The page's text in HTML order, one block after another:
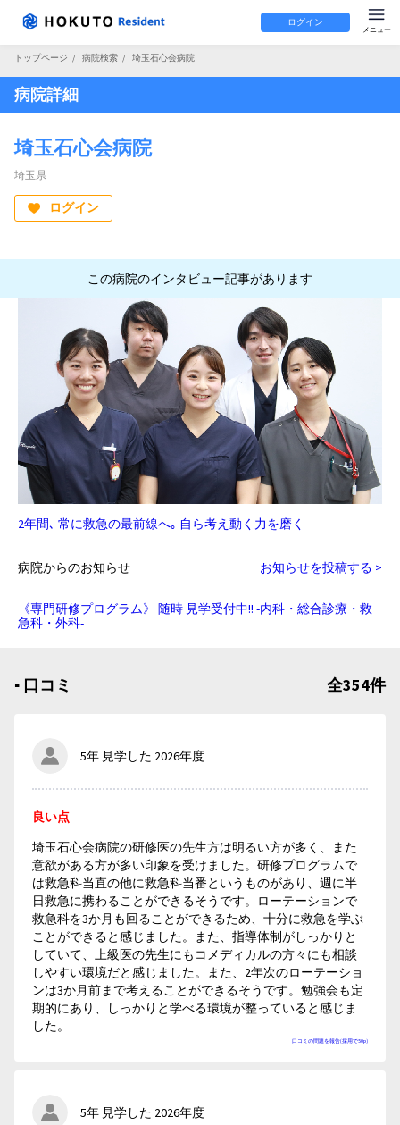
ログイン
トップページ / 病院検索 / 埼玉石心会病院
病院詳細
埼玉石心会病院
埼玉県
ログイン
この病院のインタビュー記事があります
2年間､ 常に救急の最前線へ｡ 自ら考え動く力を磨く
病院からのお知らせ お知らせを投稿する >
《専門研修プログラム》 随時 見学受付中!! -内科・総合診療・救
急科・外科-
▪︎ 口コミ 全354件
5年 見学した 2026年度
口コミの問題を報告(採用で50p)
良い点
埼玉石心会病院の研修医の先生方は明るい方が多く、また
意欲がある方が多い印象を受けました。研修プログラムで
は救急科当直の他に救急科当番というものがあり、週に半
日救急に携わることができるそうです。ローテーションで
救急科を3か月も回ることができるため、十分に救急を学ぶ
ことができると感じました。また、指導体制がしっかりと
していて、上級医の先生にもコメディカルの方々にも相談
しやすい環境だと感じました。また、2年次のローテーショ
ンは3か月前まで考えることができるそうです。勉強会も定
期的にあり、しっかりと学べる環境が整っていると感じま
した。
5年 見学した 2026年度